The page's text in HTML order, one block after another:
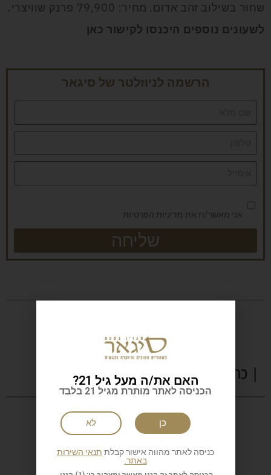
שחור בשילוב זהב אדום. מחיר: 79,900 פרנק שוויצרי.
לשעונים נוספים היכנסו לקישור כאן
הרשמה לניוזלטר של סיגאר
אני מאשר/ת את מדיניות הפרטיות
שליחה
| כתבות נוספותהאם את/ה מעל גיל 21?
הכניסה לאתר מותרת מגיל 21 בלבד
לא כן
כניסה לאתר מהווה אישור קבלת תנאי השירות
באתר.